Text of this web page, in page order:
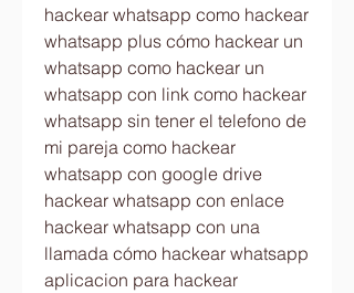
hackear whatsapp como hackear
whatsapp plus cómo hackear un
whatsapp como hackear un
whatsapp con link como hackear
whatsapp sin tener el telefono de
mi pareja como hackear
whatsapp con google drive
hackear whatsapp con enlace
hackear whatsapp con una
llamada cómo hackear whatsapp
aplicacion para hackear